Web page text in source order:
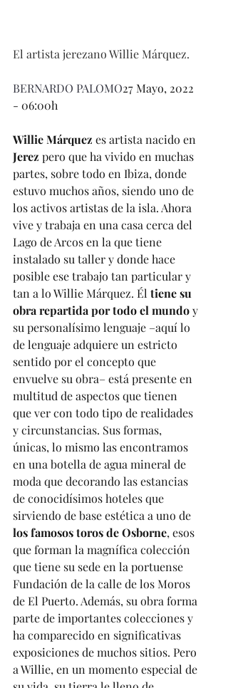
El artista jerezano Willie Márquez.
BERNARDO PALOMO27 Mayo, 2022
- 06:00h
Willie Márquez es artista nacido en
Jerez pero que ha vivido en muchas
partes, sobre todo en Ibiza, donde
estuvo muchos años, siendo uno de
los activos artistas de la isla. Ahora
vive y trabaja en una casa cerca del
Lago de Arcos en la que tiene
instalado su taller y donde hace
posible ese trabajo tan particular y
tan a lo Willie Márquez. Él tiene su
obra repartida por todo el mundo y
su personalísimo lenguaje –aquí lo
de lenguaje adquiere un estricto
sentido por el concepto que
envuelve su obra– está presente en
multitud de aspectos que tienen
que ver con todo tipo de realidades
y circunstancias. Sus formas,
únicas, lo mismo las encontramos
en una botella de agua mineral de
moda que decorando las estancias
de conocidísimos hoteles que
sirviendo de base estética a uno de
los famosos toros de Osborne, esos
que forman la magnífica colección
que tiene su sede en la portuense
Fundación de la calle de los Moros
de El Puerto. Además, su obra forma
parte de importantes colecciones y
ha comparecido en significativas
exposiciones de muchos sitios. Pero
a Willie, en un momento especial de